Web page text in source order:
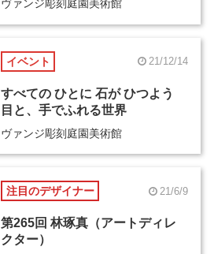
ヴァンジ彫刻庭園美術館
イベント 21/12/14
すべての ひとに 石が ひつよう
目と、手でふれる世界
ヴァンジ彫刻庭園美術館
注目のデザイナー 21/6/9
第265回 林琢真（アートディレ
クター）